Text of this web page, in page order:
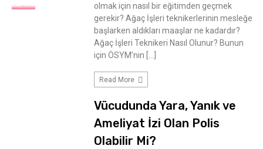
EĞITIM
olmak için nasıl bir eğitimden geçmek
gerekir? Ağaç İşleri teknikerlerinin mesleğe
başlarken aldıkları maaşlar ne kadardır?
Ağaç İşleri Teknikeri Nasıl Olunur? Bunun
için ÖSYM’nin […]
Read More
Vücudunda Yara, Yanık ve
Ameliyat İzi Olan Polis
Olabilir Mi?